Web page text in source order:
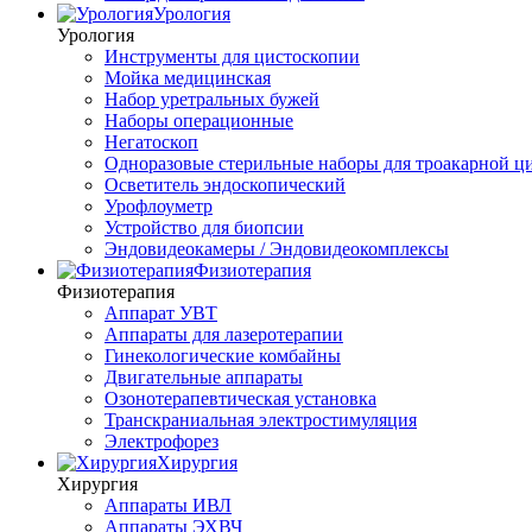
Урология
Урология
Инструменты для цистоскопии
Мойка медицинская
Набор уретральных бужей
Наборы операционные
Негатоскоп
Одноразовые стерильные наборы для троакарной
Осветитель эндоскопический
Урофлоуметр
Устройство для биопсии
Эндовидеокамеры / Эндовидеокомплексы
Физиотерапия
Физиотерапия
Аппарат УВТ
Аппараты для лазеротерапии
Гинекологические комбайны
Двигательные аппараты
Озонотерапевтическая установка
Транскраниальная электростимуляция
Электрофорез
Хирургия
Хирургия
Аппараты ИВЛ
Аппараты ЭХВЧ